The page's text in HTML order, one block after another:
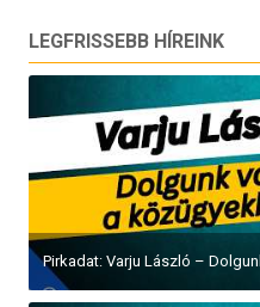
LEGFRISSEBB HÍREINK
Pirkadat: Varju László –